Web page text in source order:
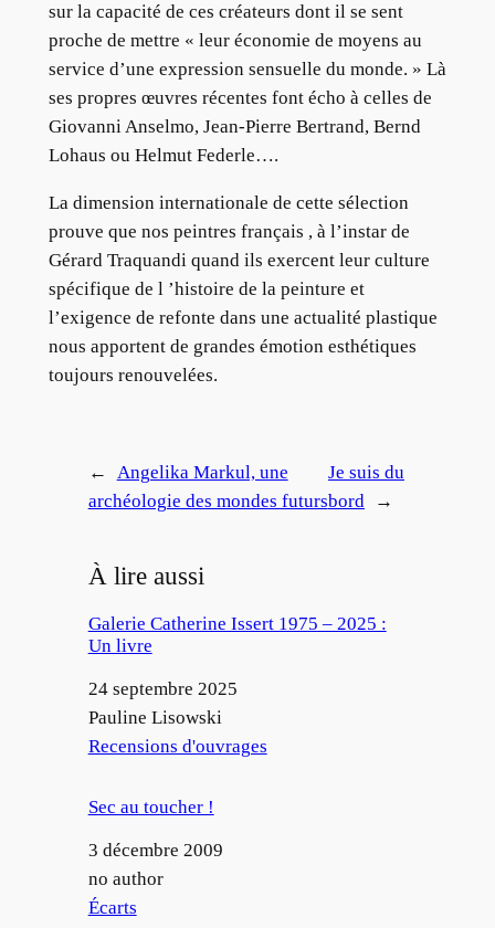
sur la capacité de ces créateurs dont il se sent
proche de mettre « leur économie de moyens au
service d’une expression sensuelle du monde. » Là
ses propres œuvres récentes font écho à celles de
Giovanni Anselmo, Jean-Pierre Bertrand, Bernd
Lohaus ou Helmut Federle….
La dimension internationale de cette sélection
prouve que nos peintres français , à l’instar de
Gérard Traquandi quand ils exercent leur culture
spécifique de l ’histoire de la peinture et
l’exigence de refonte dans une actualité plastique
nous apportent de grandes émotion esthétiques
toujours renouvelées.
←
Angelika Markul, une
archéologie des mondes futurs
Je suis du
bord
→
À lire aussi
Galerie Catherine Issert 1975 – 2025 :
Un livre
Date
24 septembre 2025
Auteur
Pauline Lisowski
Par rapport à
Recensions d'ouvrages
Sec au toucher !
Date
3 décembre 2009
Auteur
no author
Par rapport à
Écarts